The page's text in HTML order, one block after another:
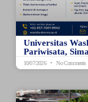
Universitas
Pariwisata,
10/07/2026 No Comments